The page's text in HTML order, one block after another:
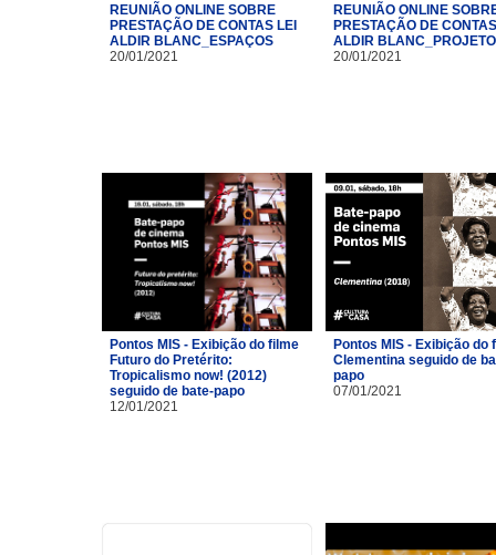
REUNIÃO ONLINE SOBRE
PRESTAÇÃO DE CONTAS LEI
ALDIR BLANC_ESPAÇOS
20/01/2021
REUNIÃO ONLINE
PRESTAÇÃO DE
ALDIR
20/01/2021
Pontos MIS - Exibição do filme
Futuro do Pretérito:
Tropicalismo now! (2012)
seguido de bate-papo
12/01/2021
Pontos MIS - Exibição do
Clementina seguido de
papo
07/01/2021